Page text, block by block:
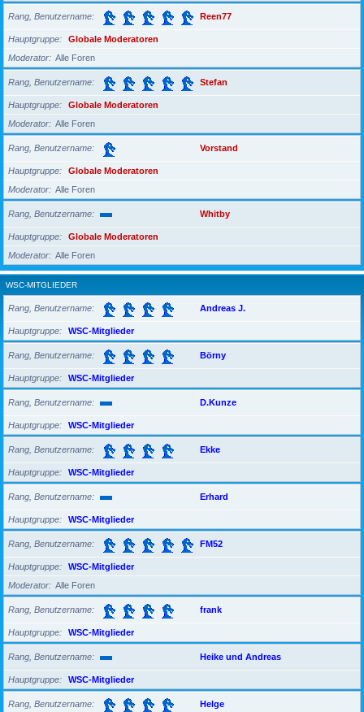
Rang, Benutzername Reen77
Hauptgruppe
Globale Moderatoren
Moderator
Alle Foren
Rang, Benutzername Stefan
Hauptgruppe
Globale Moderatoren
Moderator
Alle Foren
Rang, Benutzername Vorstand
Hauptgruppe
Globale Moderatoren
Moderator
Alle Foren
Rang, Benutzername Whitby
Hauptgruppe
Globale Moderatoren
Moderator
Alle Foren
WSC-MITGLIEDER
Rang, Benutzername Andreas J.
Hauptgruppe WSC-Mitglieder
Rang, Benutzername Börny
Hauptgruppe WSC-Mitglieder
Rang, Benutzername D.Kunze
Hauptgruppe WSC-Mitglieder
Rang, Benutzername Ekke
Hauptgruppe WSC-Mitglieder
Rang, Benutzername Erhard
Hauptgruppe WSC-Mitglieder
Rang, Benutzername FM52
Hauptgruppe
WSC-Mitglieder
Moderator
Alle Foren
Rang, Benutzername frank
Hauptgruppe WSC-Mitglieder
Rang, Benutzername Heike und Andreas
Hauptgruppe WSC-Mitglieder
Rang, Benutzername Helge